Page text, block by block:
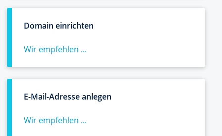
Domain einrichten
Wir empfehlen ...
E-Mail-Adresse anlegen
Wir empfehlen ...